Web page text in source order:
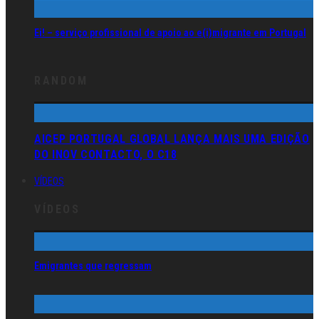
Ei! – serviço profissional de apoio ao e(i)migrante em Portugal
AICEP PORTUGAL GLOBAL LANÇA MAIS UMA EDIÇÃO
DO INOV CONTACTO, O C18
VÍDEOS
Emigrantes que regressam